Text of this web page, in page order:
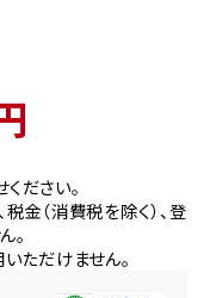
ださい。
金（消費税を除く）、登
。
ただけません。